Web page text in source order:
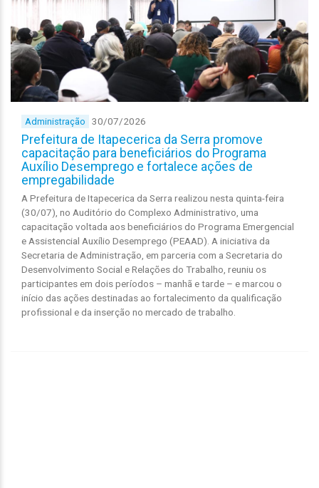
Administração 30/07/2026
Prefeitura de Itapecerica da Serra promove
capacitação para beneficiários do Programa
Auxílio Desemprego e fortalece ações de
empregabilidade
A Prefeitura de Itapecerica da Serra realizou nesta quinta-feira
(30/07), no Auditório do Complexo Administrativo, uma
capacitação voltada aos beneficiários do Programa Emergencial
e Assistencial Auxílio Desemprego (PEAAD). A iniciativa da
Secretaria de Administração, em parceria com a Secretaria do
Desenvolvimento Social e Relações do Trabalho, reuniu os
participantes em dois períodos – manhã e tarde – e marcou o
início das ações destinadas ao fortalecimento da qualificação
profissional e da inserção no mercado de trabalho.